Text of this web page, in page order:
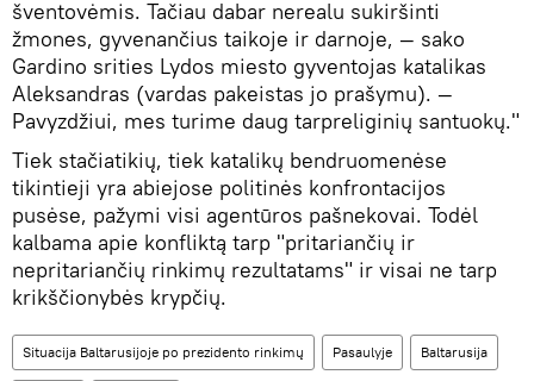
šventovėmis. Tačiau dabar nerealu sukiršinti
žmones, gyvenančius taikoje ir darnoje, — sako
Gardino srities Lydos miesto gyventojas katalikas
Aleksandras (vardas pakeistas jo prašymu). —
Pavyzdžiui, mes turime daug tarpreliginių santuokų."
Tiek stačiatikių, tiek katalikų bendruomenėse
tikintieji yra abiejose politinės konfrontacijos
pusėse, pažymi visi agentūros pašnekovai. Todėl
kalbama apie konfliktą tarp "pritariančių ir
nepritariančių rinkimų rezultatams" ir visai ne tarp
krikščionybės krypčių.
Situacija Baltarusijoje po prezidento rinkimų Pasaulyje Baltarusija